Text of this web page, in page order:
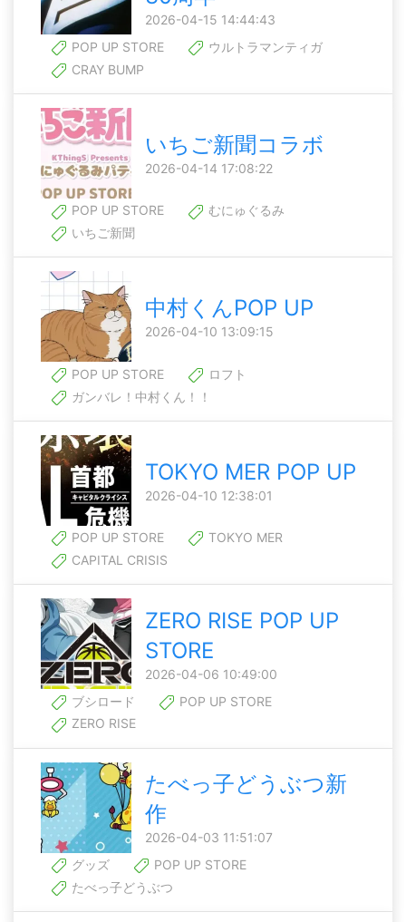
2026-04-15 14:44:43
POP UP STORE
ウルトラマンティガ
CRAY BUMP
いちご新聞コラボ
2026-04-14 17:08:22
POP UP STORE
むにゅぐるみ
いちご新聞
中村くんPOP UP
2026-04-10 13:09:15
POP UP STORE
ロフト
ガンバレ！中村くん！！
TOKYO MER POP UP
2026-04-10 12:38:01
POP UP STORE
TOKYO MER
CAPITAL CRISIS
ZERO RISE POP UP
STORE
2026-04-06 10:49:00
ブシロード
POP UP STORE
ZERO RISE
たべっ子どうぶつ新
作
2026-04-03 11:51:07
グッズ
POP UP STORE
たべっ子どうぶつ